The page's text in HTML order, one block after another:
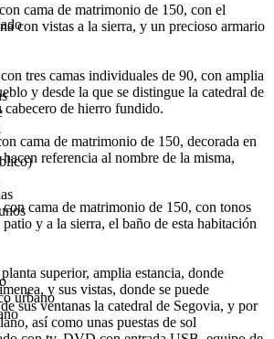
cama de matrimonio de 150, con el
con vistas a la sierra, y un precioso armario
tres camas individuales de 90, con amplia
y desde la que se distingue la catedral de
cabecero de hierro fundido.
cama de matrimonio de 150, decorada en
referencia al nombre de la misma,
cama de matrimonio de 150, con tonos
y a la sierra, el baño de esta habitación
superior, amplia estancia, donde
y sus vistas, donde se puede
sus ventanas la catedral de Segovia, y por
así como unas puestas de sol
urbano